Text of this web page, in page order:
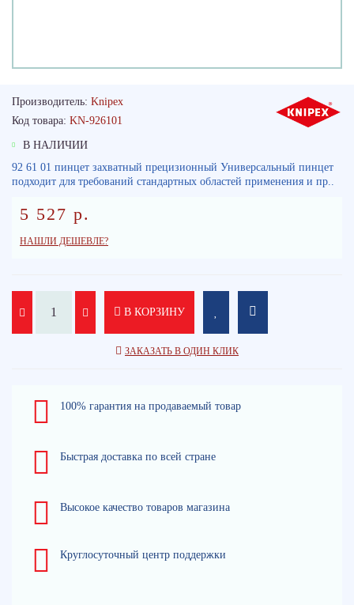
Производитель: Knipex
Код товара: KN-926101
В НАЛИЧИИ
92 61 01 пинцет захватный прецизионный Универсальный пинцет
подходит для требований стандартных областей применения и пр..
5 527 р.
НАШЛИ ДЕШЕВЛЕ?
В КОРЗИНУ
ЗАКАЗАТЬ В ОДИН КЛИК
100% гарантия на продаваемый товар
Быстрая доставка по всей стране
Высокое качество товаров магазина
Круглосуточный центр поддержки